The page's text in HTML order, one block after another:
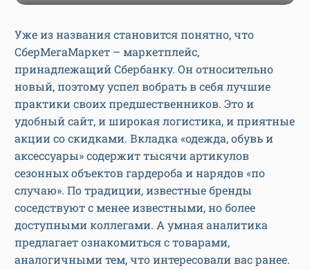
Уже из названия становится понятно, что
СберМегаМаркет – маркетплейс,
принадлежащий Сбербанку. Он относительно
новый, поэтому успел вобрать в себя лучшие
практики своих предшественников. Это и
удобный сайт, и широкая логистика, и приятные
акции со скидками. Вкладка «одежда, обувь и
аксессуары» содержит тысячи артикулов
сезонных объектов гардероба и нарядов «по
случаю». По традиции, известные бренды
соседствуют с менее известными, но более
доступными коллегами. А умная аналитика
предлагает ознакомиться с товарами,
аналогичными тем, что интересовали вас ранее.